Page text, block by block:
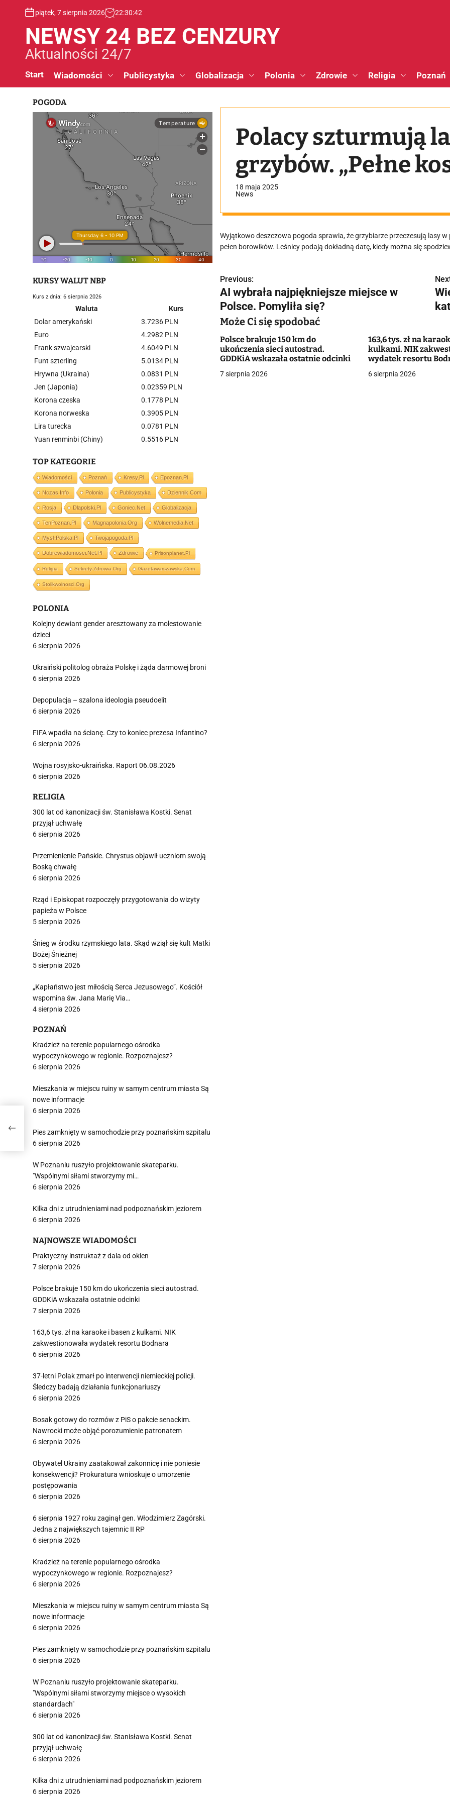
piątek, 7 sierpnia 2026 22:30:42
NEWSY 24 BEZ CENZURY
Aktualności 24/7
Start Wiadomości Publicystyka Globalizacja Polonia Zdrowie Religia Poznań
Polacy szturmują
grzybów. „Pełne
18 maja 2025
News
Wyjątkowo deszczowa pogoda sprawia, że grzybiarze przeczesują lasy
pełen borowików. Leśnicy podają dokładną datę, kiedy można się
N
a
w
i
g
a
Previous:
AI wybrała najpiękniejsze miejsce w
Polsce. Pomyliła się?
Może Ci się spodobać
Polsce brakuje 150 km do
ukończenia sieci autostrad.
GDDKiA wskazała ostatnie odcinki
7 sierpnia 2026
163,6 tys. zł na
kulkami. NIK
wydatek resortu
6 sierpnia 2026
POGODA
KURSY WALUT NBP
Kurs z dnia: 6 sierpnia 2026
Waluta
Kurs
Dolar amerykański
3.7236 PLN
Euro
4.2982 PLN
Frank szwajcarski
4.6049 PLN
Funt szterling
5.0134 PLN
Hrywna (Ukraina)
0.0831 PLN
Jen (Japonia)
0.02359 PLN
Korona czeska
0.1778 PLN
Korona norweska
0.3905 PLN
Lira turecka
0.0781 PLN
Yuan renminbi (Chiny)
0.5516 PLN
TOP KATEGORIE
Wiadomości Poznań Kresy.pl Epoznan.pl
Nczas.info Polonia Publicystyka Dziennik.com
Rosja Dlapolski.pl Goniec.net Globalizacja
TenPoznan.pl Magnapolonia.org Wolnemedia.net
Mysl-Polska.pl Twojapogoda.pl
Dobrewiadomosci.net.pl Zdrowie Prisonplanet.pl
Religia Sekrety-Zdrowia.org Gazetawarszawska.com
Stolikwolnosci.org
POLONIA
Kolejny dewiant gender aresztowany za molestowanie
dzieci
6 sierpnia 2026
Ukraiński politolog obraża Polskę i żąda darmowej broni
6 sierpnia 2026
Depopulacja – szalona ideologia pseudoelit
6 sierpnia 2026
FIFA wpadła na ścianę. Czy to koniec prezesa Infantino?
6 sierpnia 2026
Wojna rosyjsko-ukraińska. Raport 06.08.2026
6 sierpnia 2026
RELIGIA
300 lat od kanonizacji św. Stanisława Kostki. Senat
przyjął uchwałę
6 sierpnia 2026
Przemienienie Pańskie. Chrystus objawił uczniom swoją
Boską chwałę
6 sierpnia 2026
Rząd i Episkopat rozpoczęły przygotowania do wizyty
papieża w Polsce
5 sierpnia 2026
Śnieg w środku rzymskiego lata. Skąd wziął się kult Matki
Bożej Śnieżnej
5 sierpnia 2026
„Kapłaństwo jest miłością Serca Jezusowego”. Kościół
wspomina św. Jana Marię Via…
4 sierpnia 2026
POZNAŃ
Kradzież na terenie popularnego ośrodka
wypoczynkowego w regionie. Rozpoznajesz?
6 sierpnia 2026
Mieszkania w miejscu ruiny w samym centrum miasta Są
nowe informacje
6 sierpnia 2026
Pies zamknięty w samochodzie przy poznańskim szpitalu
6 sierpnia 2026
W Poznaniu ruszyło projektowanie skateparku.
"Wspólnymi siłami stworzymy mi…
6 sierpnia 2026
Kilka dni z utrudnieniami nad podpoznańskim jeziorem
6 sierpnia 2026
NAJNOWSZE WIADOMOŚCI
Praktyczny instruktaż z dala od okien
7 sierpnia 2026
Polsce brakuje 150 km do ukończenia sieci autostrad.
GDDKiA wskazała ostatnie odcinki
7 sierpnia 2026
163,6 tys. zł na karaoke i basen z kulkami. NIK
zakwestionowała wydatek resortu Bodnara
6 sierpnia 2026
37-letni Polak zmarł po interwencji niemieckiej policji.
Śledczy badają działania funkcjonariuszy
6 sierpnia 2026
Bosak gotowy do rozmów z PiS o pakcie senackim.
Nawrocki może objąć porozumienie patronatem
6 sierpnia 2026
Obywatel Ukrainy zaatakował zakonnicę i nie poniesie
konsekwencji? Prokuratura wnioskuje o umorzenie
postępowania
6 sierpnia 2026
6 sierpnia 1927 roku zaginął gen. Włodzimierz Zagórski.
Jedna z największych tajemnic II RP
6 sierpnia 2026
Kradzież na terenie popularnego ośrodka
wypoczynkowego w regionie. Rozpoznajesz?
6 sierpnia 2026
Mieszkania w miejscu ruiny w samym centrum miasta Są
nowe informacje
6 sierpnia 2026
Pies zamknięty w samochodzie przy poznańskim szpitalu
6 sierpnia 2026
W Poznaniu ruszyło projektowanie skateparku.
"Wspólnymi siłami stworzymy miejsce o wysokich
standardach"
6 sierpnia 2026
300 lat od kanonizacji św. Stanisława Kostki. Senat
przyjął uchwałę
6 sierpnia 2026
Kilka dni z utrudnieniami nad podpoznańskim jeziorem
6 sierpnia 2026